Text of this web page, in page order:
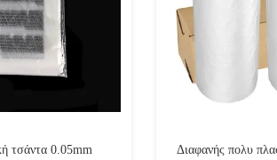
τσάντα 0.05mm
Διαφανής πολυ